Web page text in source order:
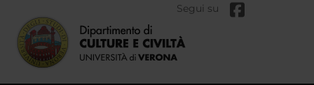
Segui su